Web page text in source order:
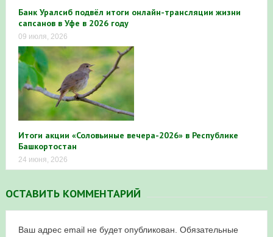
Банк Уралсиб подвёл итоги онлайн-трансляции жизни
сапсанов в Уфе в 2026 году
09 июля, 2026
Итоги акции «Соловьиные вечера-2026» в Республике
Башкортостан
24 июня, 2026
ОСТАВИТЬ КОММЕНТАРИЙ
Ваш адрес email не будет опубликован. Обязательные